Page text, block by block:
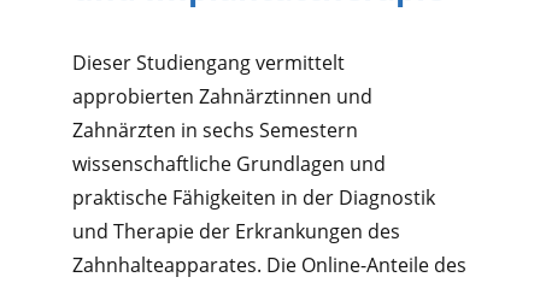
Dieser Studiengang vermittelt
approbierten Zahnärztinnen und
Zahnärzten in sechs Semestern
wissenschaftliche Grundlagen und
praktische Fähigkeiten in der Diagnostik
und Therapie der Erkrankungen des
Zahnhalteapparates. Die Online-Anteile des